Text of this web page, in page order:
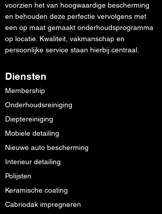
voorzien het van hoogwaardige bescherming
en behouden deze perfectie vervolgens met
een op maat gemaakt onderhoudsprogramma
op locatie. Kwaliteit, vakmanschap en
persoonlijke service staan hierbij centraal.
Diensten
Membership
Onderhoudsreiniging
Dieptereiniging
Mobiele detailing
Nieuwe auto bescherming
Interieur detailing
Polijsten
Keramische coating
Cabriodak impregneren